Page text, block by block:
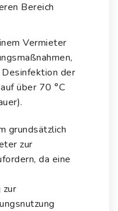
Bereich
Vermieter
der
über 70 °C
grundsätzlich
zur
da eine